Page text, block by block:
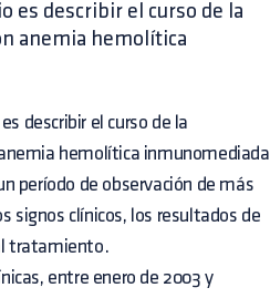
es describir el curso de la
anemia hemolítica
describir el curso de la
hemolítica inmunomediada
período de observación de más
signos clínicos, los resultados de
tratamiento.
entre enero de 2003 y